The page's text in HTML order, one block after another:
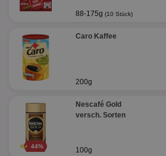
88-175g (10 Stück)
Caro Kaffee
200g
44%
Nescafé Gold
versch. Sorten
100g